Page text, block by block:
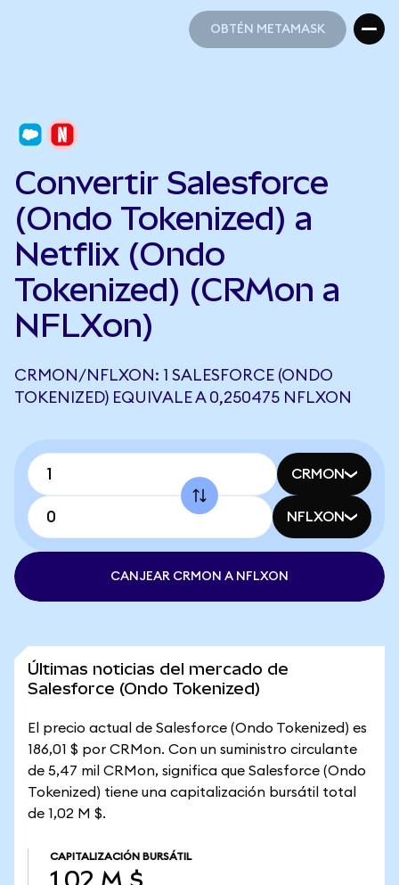
OBTÉN METAMASK
Convertir Salesforce
(Ondo Tokenized) a
Netflix (Ondo
Tokenized) (CRMon a
NFLXon)
CRMON/NFLXON: 1 SALESFORCE (ONDO
TOKENIZED) EQUIVALE A 0,250475 NFLXON
CRMON
NFLXON
CANJEAR CRMON A NFLXON
Últimas noticias del mercado de
Salesforce (Ondo Tokenized)
El precio actual de Salesforce (Ondo Tokenized) es
186,01 $ por CRMon. Con un suministro circulante
de 5,47 mil CRMon, significa que Salesforce (Ondo
Tokenized) tiene una capitalización bursátil total
de 1,02 M $.
CAPITALIZACIÓN BURSÁTIL